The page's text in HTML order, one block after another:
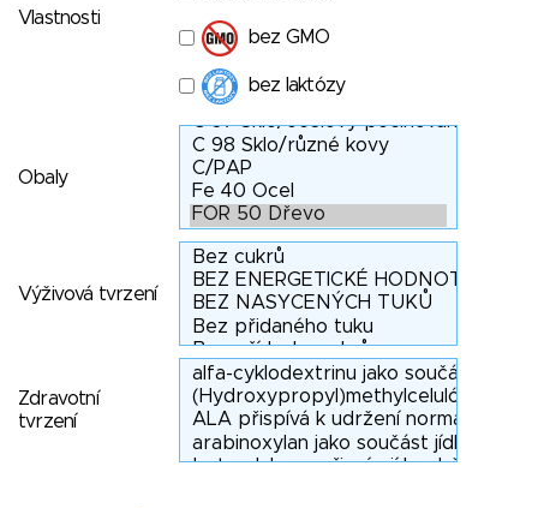
Vlastnosti
bez GMO
bez laktózy
Obaly
Výživová tvrzení
Zdravotní
tvrzení